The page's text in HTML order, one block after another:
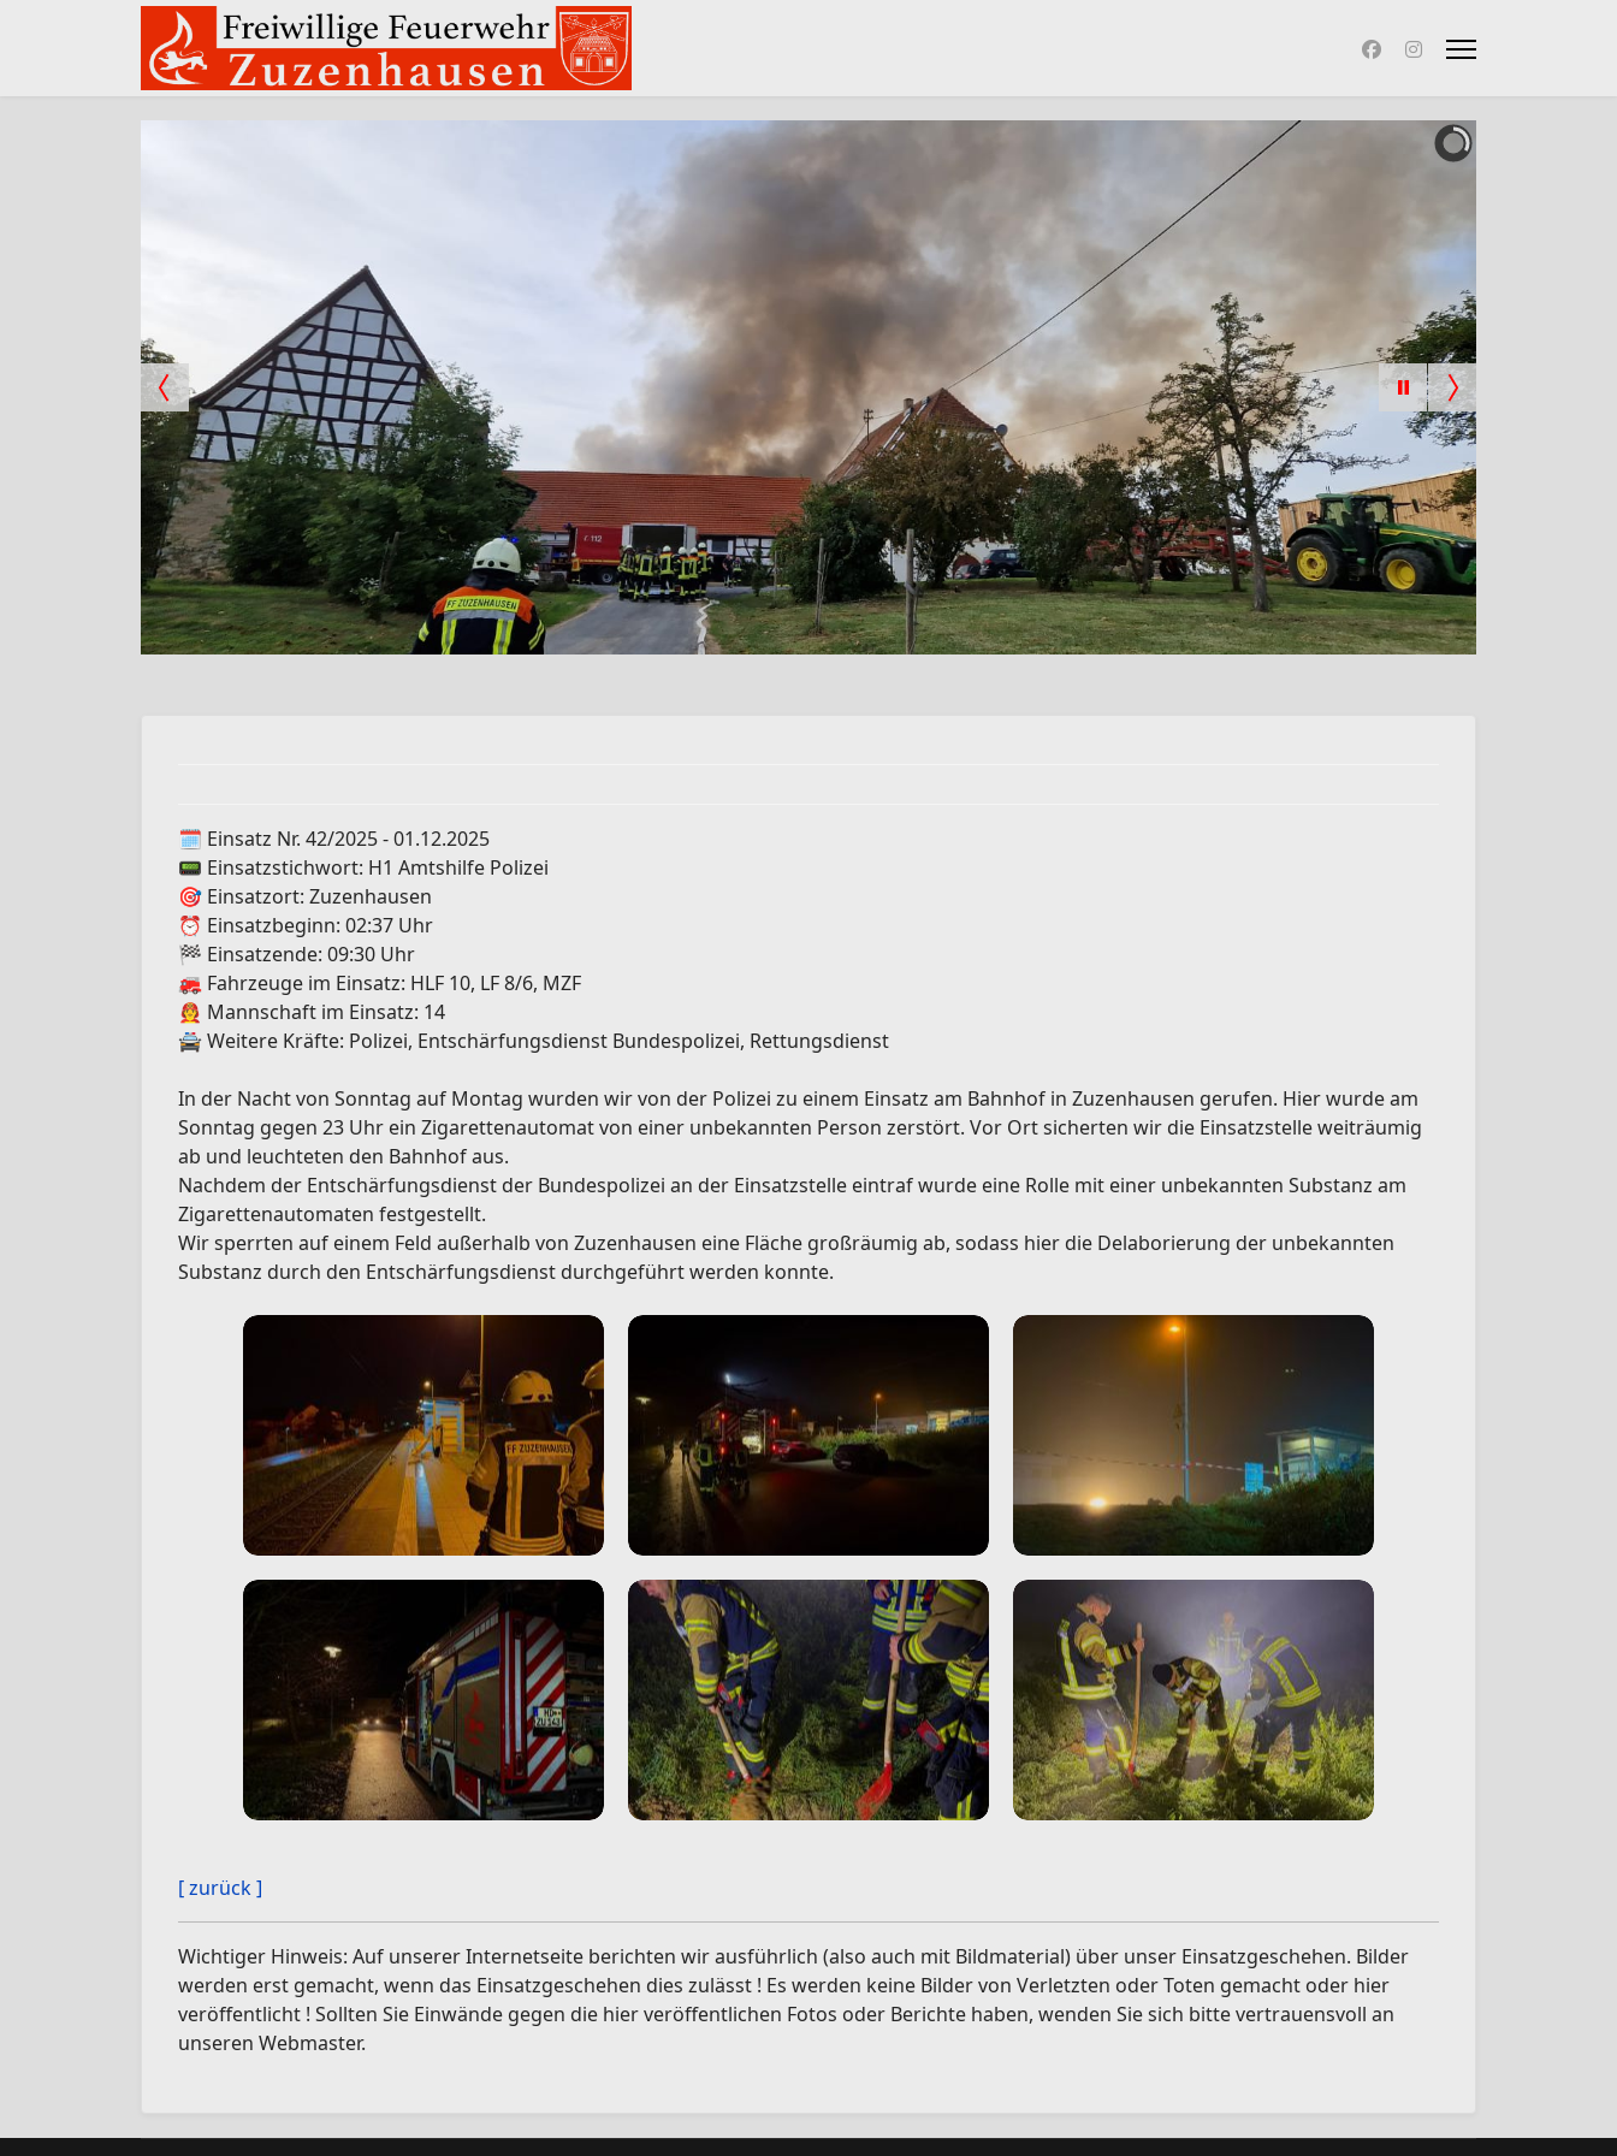
🗓️ Einsatz Nr. 42/2025 - 01.12.2025
📟 Einsatzstichwort: H1 Amtshilfe Polizei
🎯 Einsatzort: Zuzenhausen
⏰ Einsatzbeginn: 02:37 Uhr
🏁 Einsatzende: 09:30 Uhr
🚒 Fahrzeuge im Einsatz: HLF 10, LF 8/6, MZF
🧑‍🚒 Mannschaft im Einsatz: 14
🚔 Weitere Kräfte: Polizei, Entschärfungsdienst Bundespolizei, Rettungsdienst
In der Nacht von Sonntag auf Montag wurden wir von der Polizei zu einem Einsatz am Bahnhof in Zuzenhausen gerufen. Hier wurde am
Sonntag gegen 23 Uhr ein Zigarettenautomat von einer unbekannten Person zerstört. Vor Ort sicherten wir die Einsatzstelle weiträumig
ab und leuchteten den Bahnhof aus.
Nachdem der Entschärfungsdienst der Bundespolizei an der Einsatzstelle eintraf wurde eine Rolle mit einer unbekannten Substanz am
Zigarettenautomaten festgestellt.
Wir sperrten auf einem Feld außerhalb von Zuzenhausen eine Fläche großräumig ab, sodass hier die Delaborierung der unbekannten
Substanz durch den Entschärfungsdienst durchgeführt werden konnte.
[ zurück ]
Wichtiger Hinweis: Auf unserer Internetseite berichten wir ausführlich (also auch mit Bildmaterial) über unser Einsatzgeschehen. Bilder
werden erst gemacht, wenn das Einsatzgeschehen dies zulässt ! Es werden keine Bilder von Verletzten oder Toten gemacht oder hier
veröffentlicht ! Sollten Sie Einwände gegen die hier veröffentlichen Fotos oder Berichte haben, wenden Sie sich bitte vertrauensvoll an
unseren Webmaster.